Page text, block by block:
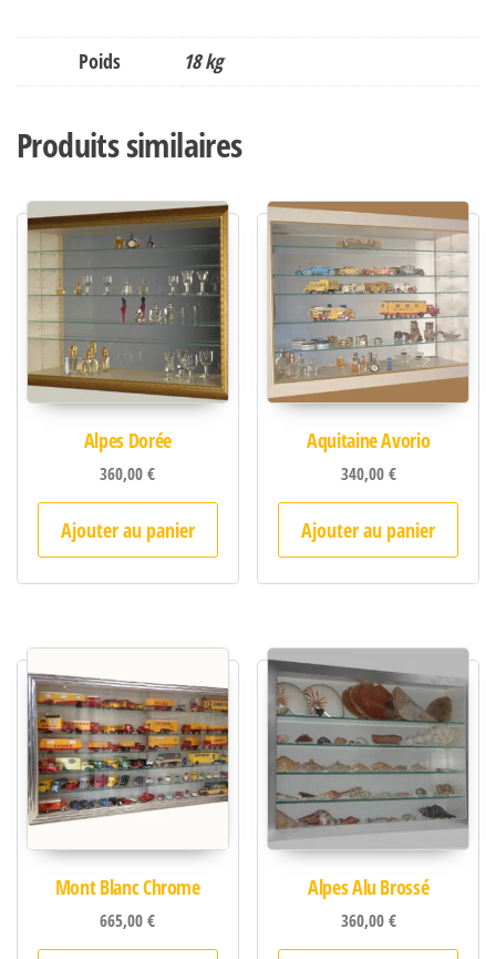
Poids 18 kg
Produits similaires
Alpes Dorée
360,00€
Ajouter au panier
Aquitaine Avorio
340,00€
Ajouter au panier
Mont Blanc Chrome
665,00€
Alpes Alu Brossé
360,00€